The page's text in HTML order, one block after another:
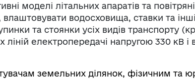
моделі літальних апаратів та повітряні
влаштовувати водосховища, ставки та
та стоянки усіх видів транспорту
ліній електропередачі напругою 330 кВ і
земельних ділянок, фізичним та